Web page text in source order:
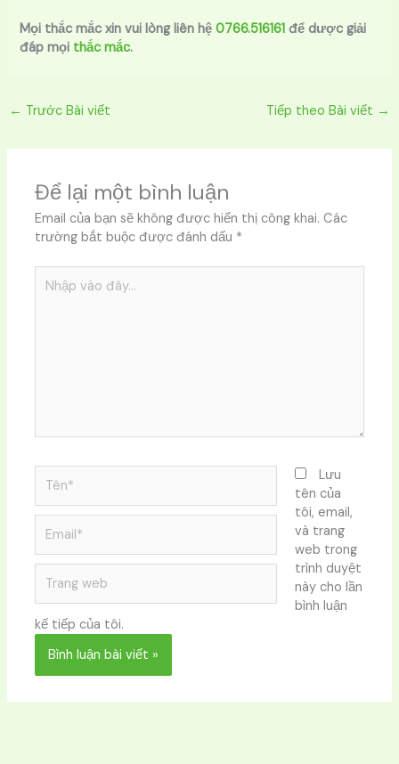
Mọi thắc mắc xin vui lòng liên hệ0766.516161 để dược giải
đáp mọi thắc mắc.
← Trước Bài viết Tiếp theo Bài viết →
Để lại một bình luận
Email của bạn sẽ không được hiển thị công khai. Các
trường bắt buộc được đánh dấu *
vào
web
Lưu
tên của
tôi, email,
và trang
web trong
trình duyệt
này cho lần
bình luận
kế tiếp của tôi.